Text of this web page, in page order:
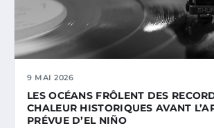
9 MAI 2026
LES OCÉANS FRÔLENT DES
CHALEUR HISTORIQUES AVANT
PRÉVUE D’EL NIÑO